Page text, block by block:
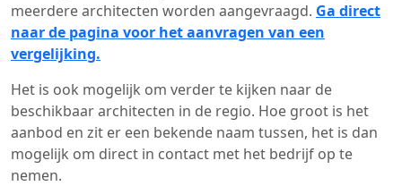
meerdere architecten worden aangevraagd. Ga direct
naar de pagina voor het aanvragen van een
vergelijking.
Het is ook mogelijk om verder te kijken naar de
beschikbaar architecten in de regio. Hoe groot is het
aanbod en zit er een bekende naam tussen, het is dan
mogelijk om direct in contact met het bedrijf op te
nemen.